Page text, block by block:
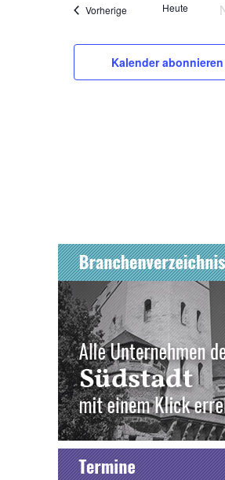
VorherigeVeranstaltungen
Heute
Kalender abonnieren